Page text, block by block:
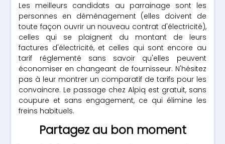
Les meilleurs candidats au parrainage sont les
personnes en déménagement (elles doivent de
toute façon ouvrir un nouveau contrat d'électricité),
celles qui se plaignent du montant de leurs
factures d'électricité, et celles qui sont encore au
tarif réglementé sans savoir qu'elles peuvent
économiser en changeant de fournisseur. N'hésitez
pas à leur montrer un comparatif de tarifs pour les
convaincre. Le passage chez Alpiq est gratuit, sans
coupure et sans engagement, ce qui élimine les
freins habituels.
Partagez au bon moment